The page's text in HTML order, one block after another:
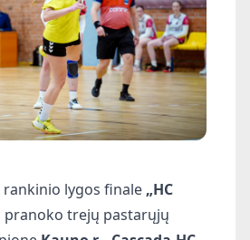
lygos finale „HC
pranoko trejų pastarųjų